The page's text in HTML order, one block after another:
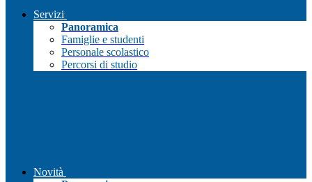
Servizi
Panoramica
Famiglie e studenti
Personale scolastico
Percorsi di studio
Novità